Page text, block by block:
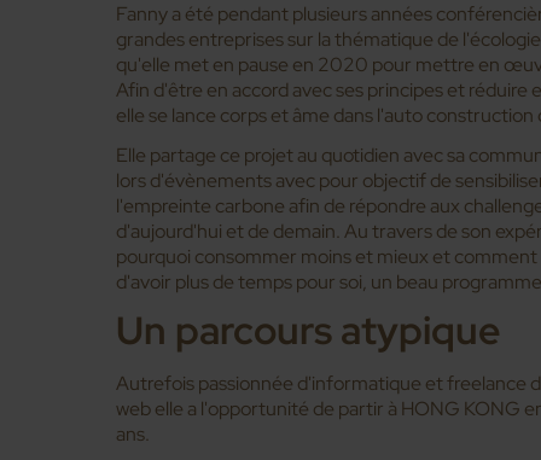
Fanny a été pendant plusieurs années
grandes entreprises sur la thématique de
qu'elle met en pause en 2020 pour mettre en
Afin d'être en accord avec ses principes et réduire
elle se lance corps et âme dans l'auto construction
Elle partage ce projet au quotidien avec sa
lors d'évènements avec pour objectif de
l'empreinte carbone afin de répondre aux
d'aujourd'hui et de demain. Au travers de son
pourquoi consommer moins et mieux et
d'avoir plus de temps pour soi, un beau
Un parcours atypique
Autrefois passionnée d'informatique et freelance
web elle a l'opportunité de partir à HONG KONG
ans.